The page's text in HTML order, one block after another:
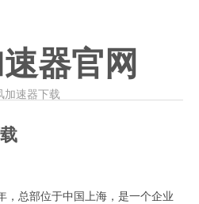
器官网
加速器下载
总部位于中国上海，是一个企业